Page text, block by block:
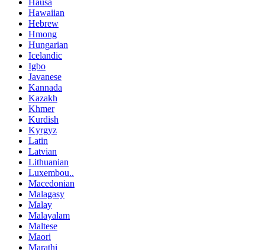
Hausa
Hawaiian
Hebrew
Hmong
Hungarian
Icelandic
Igbo
Javanese
Kannada
Kazakh
Khmer
Kurdish
Kyrgyz
Latin
Latvian
Lithuanian
Luxembou..
Macedonian
Malagasy
Malay
Malayalam
Maltese
Maori
Marathi